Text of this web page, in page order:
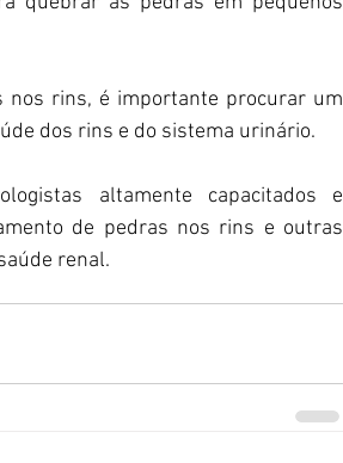
nos rins, é importante procurar um
dos rins e do sistema urinário.
altamente capacitados e
de pedras nos rins e outras
renal.